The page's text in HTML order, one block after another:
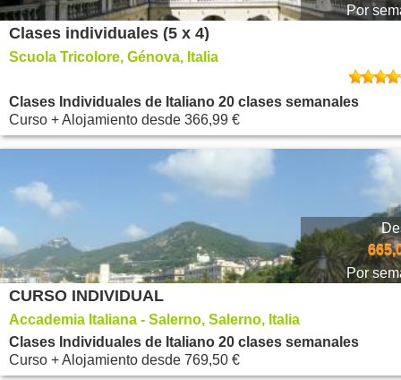
Por
Clases individuales (5 x 4)
Scuola Tricolore, Génova, Italia
Clases Individuales de Italiano 20 clases semanales
Curso + Alojamiento desde 366,99 €
Por
CURSO INDIVIDUAL
Accademia Italiana - Salerno, Salerno, Italia
Clases Individuales de Italiano 20 clases semanales
Curso + Alojamiento desde 769,50 €